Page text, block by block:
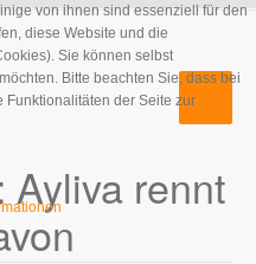
rennt
von ihnen sind essenziell für den
diese Website und die
Sie können selbst
Bitte beachten Sie, dass bei
der Seite zur